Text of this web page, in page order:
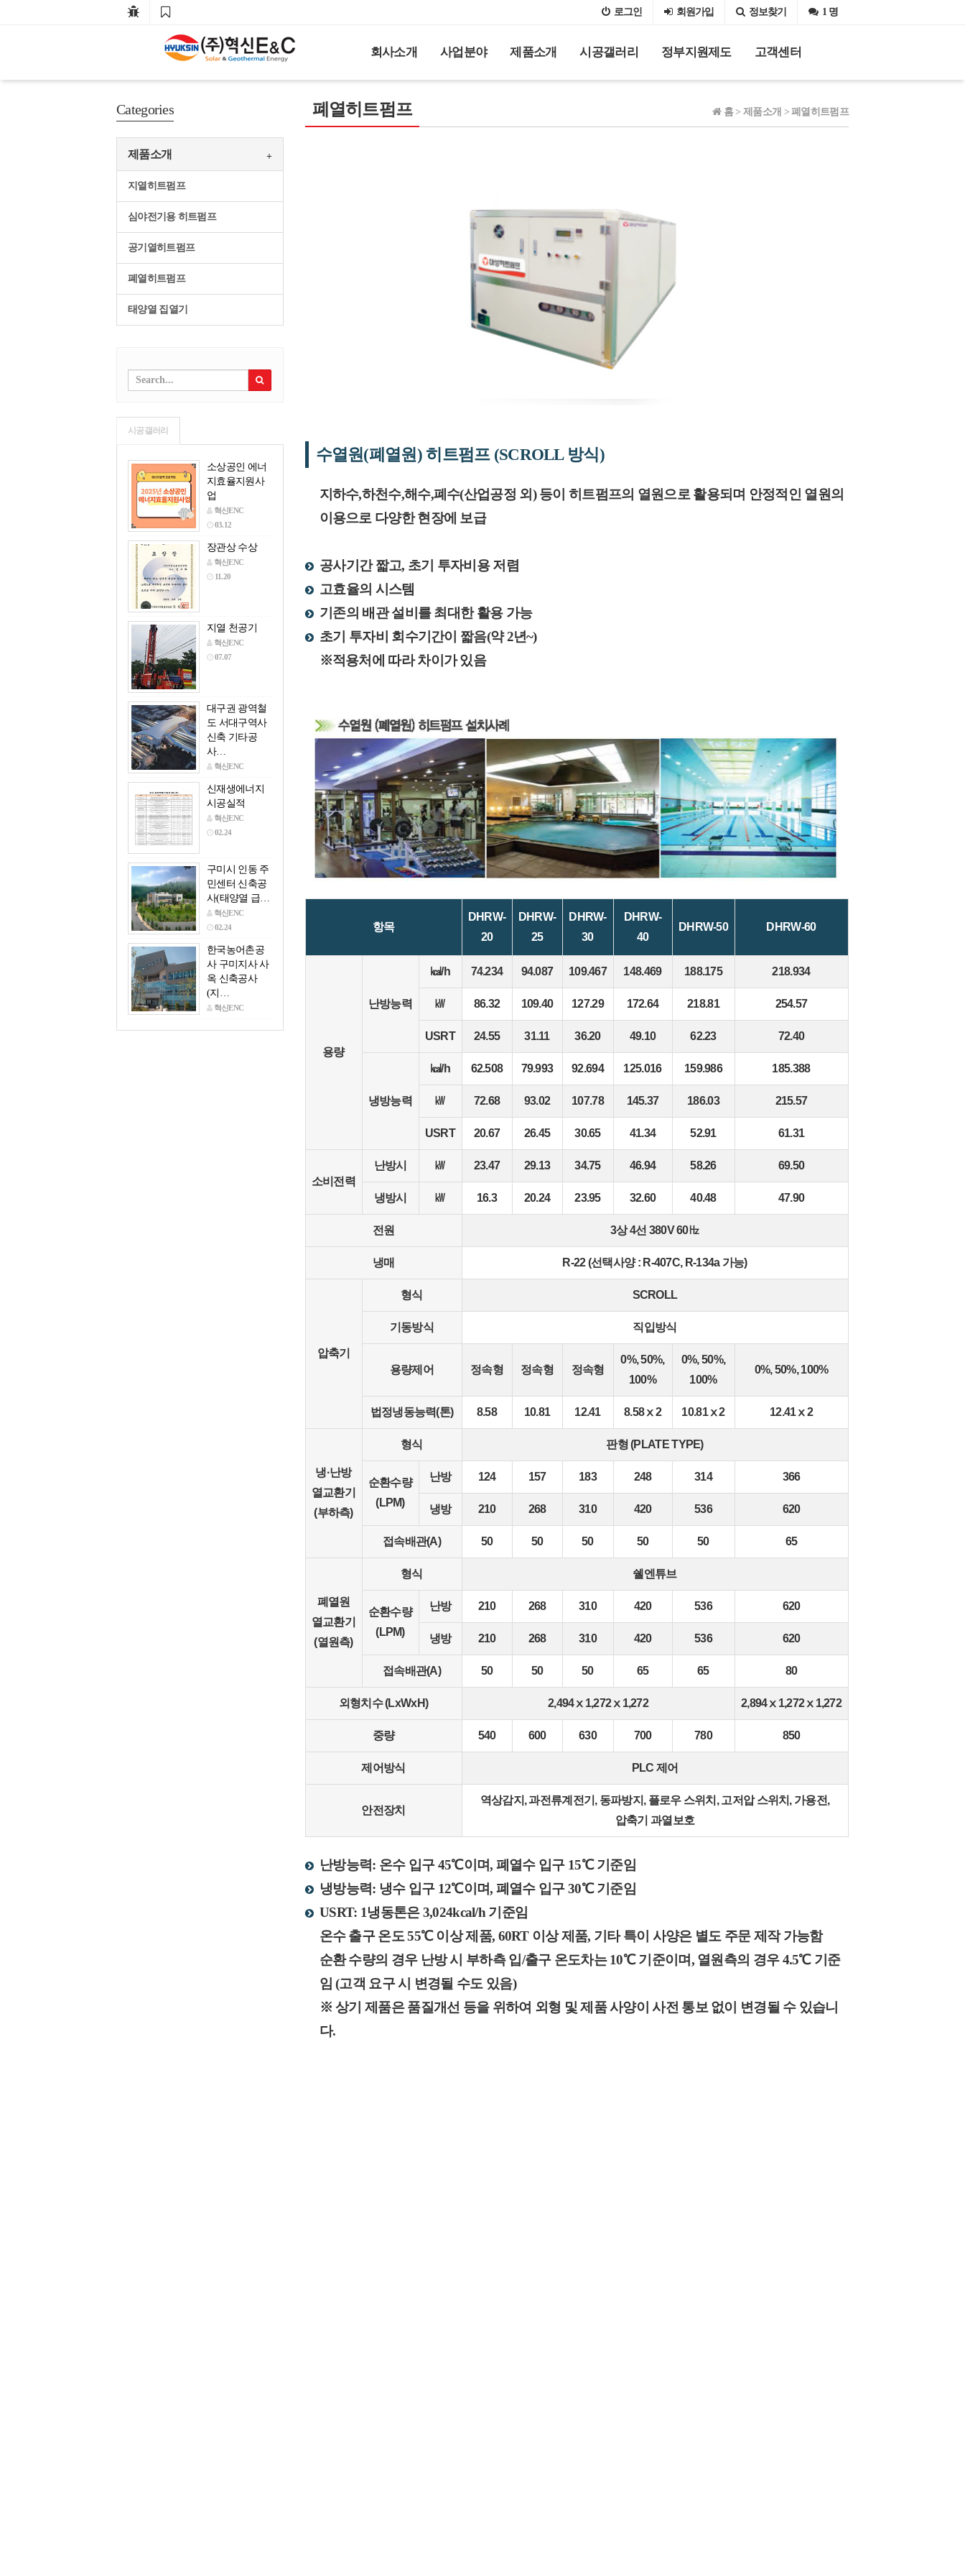
로그인 회원가입 정보찾기 1 명
회사소개 사업분야 제품소개 시공갤러리 정부지원제도 고객센터
홈 > 제품소개 > 폐열히트펌프
폐열히트펌프
수열원(폐열원) 히트펌프 (SCROLL 방식)
지하수,하천수,해수,폐수(산업공정 외) 등이 히트펌프의 열원으로 활용되며 안정적인 열원의
이용으로 다양한 현장에 보급
공사기간 짧고, 초기 투자비용 저렴
고효율의 시스템
기존의 배관 설비를 최대한 활용 가능
초기 투자비 회수기간이 짧음(약 2년~)
※적용처에 따라 차이가 있음
항목
DHRW-
20
DHRW-
25
DHRW-
30
DHRW-
40
DHRW-50 DHRW-60
용량
난방능력
㎉/h 74.234 94.087 109.467 148.469 188.175 218.934
㎾ 86.32 109.40 127.29 172.64 218.81 254.57
USRT 24.55 31.11 36.20 49.10 62.23 72.40
냉방능력
㎉/h 62.508 79.993 92.694 125.016 159.986 185.388
㎾ 72.68 93.02 107.78 145.37 186.03 215.57
USRT 20.67 26.45 30.65 41.34 52.91 61.31
소비전력
난방시 ㎾ 23.47 29.13 34.75 46.94 58.26 69.50
냉방시 ㎾ 16.3 20.24 23.95 32.60 40.48 47.90
전원 3상 4선 380V 60㎐
냉매 R-22 (선택사양 : R-407C, R-134a 가능)
압축기
형식 SCROLL
기동방식 직입방식
용량제어 정속형 정속형 정속형
0%, 50%,
100%
0%, 50%,
100%
0%, 50%, 100%
법정냉동능력(톤) 8.58 10.81 12.41 8.58ⅹ2 10.81ⅹ2 12.41ⅹ2
냉·난방
열교환기
(부하측)
형식 판형 (PLATE TYPE)
순환수량
(LPM)
난방 124 157 183 248 314 366
냉방 210 268 310 420 536 620
접속배관(A) 50 50 50 50 50 65
폐열원
열교환기
(열원측)
형식 쉘엔튜브
순환수량
(LPM)
난방 210 268 310 420 536 620
냉방 210 268 310 420 536 620
접속배관(A) 50 50 50 65 65 80
외형치수 (LxWxH) 2,494ⅹ1,272ⅹ1,272 2,894ⅹ1,272ⅹ1,272
중량 540 600 630 700 780 850
제어방식 PLC 제어
안전장치
역상감지, 과전류계전기, 동파방지, 플로우 스위치, 고저압 스위치, 가용전,
압축기 과열보호
난방능력: 온수 입구 45℃이며, 폐열수 입구 15℃ 기준임
냉방능력: 냉수 입구 12℃이며, 폐열수 입구 30℃ 기준임
USRT: 1냉동톤은 3,024kcal/h 기준임
온수 출구 온도 55℃ 이상 제품, 60RT 이상 제품, 기타 특이 사양은 별도 주문 제작 가능함
순환 수량의 경우 난방 시 부하측 입/출구 온도차는 10℃ 기준이며, 열원측의 경우 4.5℃ 기준
임 (고객 요구 시 변경될 수도 있음)
※ 상기 제품은 품질개선 등을 위하여 외형 및 제품 사양이 사전 통보 없이 변경될 수 있습니
다.
Categories
제품소개
지열히트펌프
심야전기용 히트펌프
공기열히트펌프
폐열히트펌프
태양열 집열기
시공갤러리
소상공인 에너
지효율지원사
업
혁신ENC
03.12
장관상 수상
혁신ENC
11.20
지열 천공기
혁신ENC
07.07
대구권 광역철
도 서대구역사
신축 기타공
사…
혁신ENC
신재생에너지
시공실적
혁신ENC
02.24
구미시 인동 주
민센터 신축공
사(태양열 급…
혁신ENC
02.24
한국농어촌공
사 구미지사 사
옥 신축공사
(지…
혁신ENC